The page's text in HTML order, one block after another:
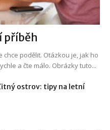
příběh
chce podělit. Otázkou je, jak ho
a čte málo. Obrázky tuto...
ostrov: tipy na letní